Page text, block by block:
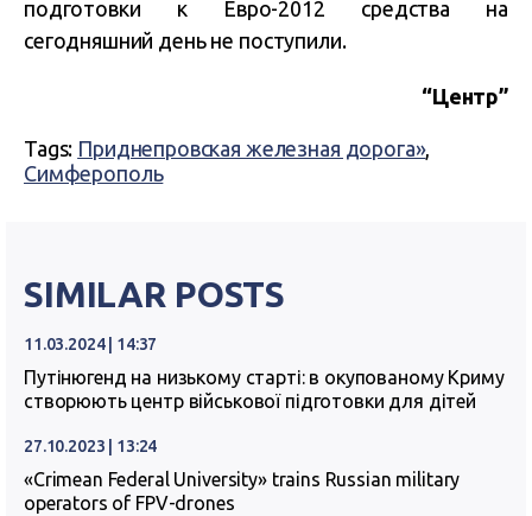
подготовки к Евро-2012 средства на
сегодняшний день не поступили.
“Центр”
Tags: Приднепровская железная дорога»,
Симферополь
SIMILAR POSTS
11.03.2024 | 14:37
Путінюгенд на низькому старті: в окупованому Криму
створюють центр військової підготовки для дітей
27.10.2023 | 13:24
«Crimean Federal University» trains Russian military
operators of FPV-drones